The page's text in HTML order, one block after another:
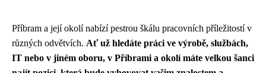
Příbram a její okolí nabízí pestrou škálu pracovních příležitostí v
různých odvětvích. Ať už hledáte práci ve výrobě, službách,
IT nebo v jiném oboru, v Příbrami a okolí máte velkou šanci